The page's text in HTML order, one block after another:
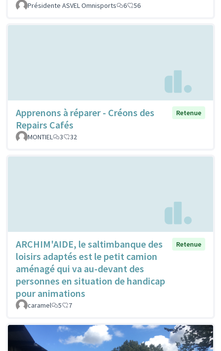
Présidente ASVEL Omnisports 6 56
Apprenons à réparer - Créons des
Repairs Cafés
Retenue
MONTIEL 3 32
ARCHIM'AIDE, le saltimbanque des
loisirs adaptés est le petit camion
aménagé qui va au-devant des
personnes en situation de handicap
pour animations
Retenue
caramel 5 7